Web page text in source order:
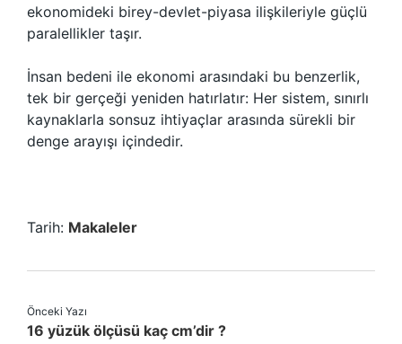
ekonomideki birey-devlet-piyasa ilişkileriyle güçlü
paralellikler taşır.
İnsan bedeni ile ekonomi arasındaki bu benzerlik,
tek bir gerçeği yeniden hatırlatır: Her sistem, sınırlı
kaynaklarla sonsuz ihtiyaçlar arasında sürekli bir
denge arayışı içindedir.
Tarih: Makaleler
Önceki Yazı
16 yüzük ölçüsü kaç cm’dir ?